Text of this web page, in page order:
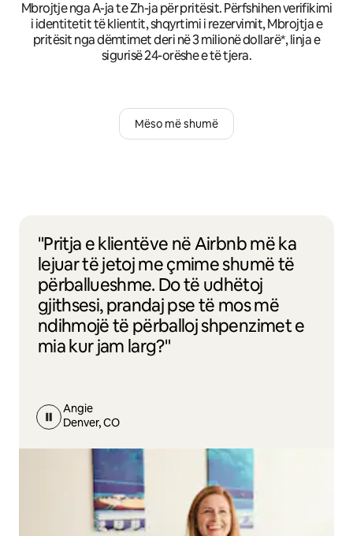
Mbrojtje nga A-ja te Zh-ja për pritësit. Përfshihen verifikimi
i identitetit të klientit, shqyrtimi i rezervimit, Mbrojtja e
pritësit nga dëmtimet deri në 3 milionë dollarë*, linja e
sigurisë 24-orëshe e të tjera.
Mëso më shumë
"Pritja e klientëve në Airbnb më ka
lejuar të jetoj me çmime shumë të
përballueshme. Do të udhëtoj
gjithsesi, prandaj pse të mos më
ndihmojë të përballoj shpenzimet e
mia kur jam larg?"
Angie
Denver, CO